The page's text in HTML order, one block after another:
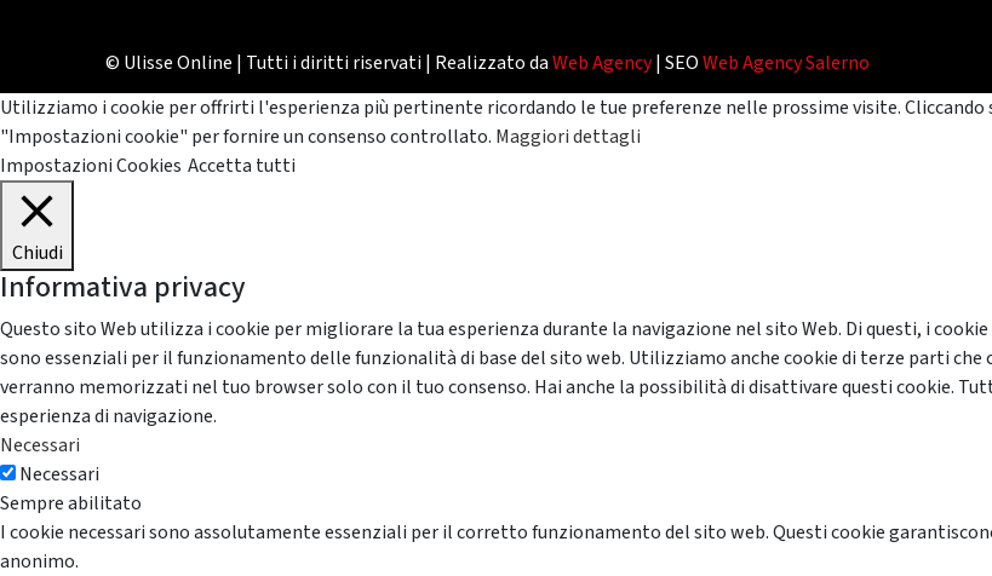
© Ulisse Online | Tutti i diritti riservati | Realizzato daWeb Agency| SEOWeb Agency Salerno
Utilizziamo i cookie per offrirti l'esperienza più pertinente ricordando le tue preferenze nelle prossime visite.
"Impostazioni cookie" per fornire un consenso controllato. Maggiori dettagli
Impostazioni Cookies Accetta tutti
Chiudi
Informativa privacy
Questo sito Web utilizza i cookie per migliorare la tua esperienza durante la navigazione nel sito Web. Di questi, i
sono essenziali per il funzionamento delle funzionalità di base del sito web. Utilizziamo anche cookie di terze parti
verranno memorizzati nel tuo browser solo con il tuo consenso. Hai anche la possibilità di disattivare questi cookie.
esperienza di navigazione.
Necessari
Necessari
Sempre abilitato
I cookie necessari sono assolutamente essenziali per il corretto funzionamento del sito web. Questi cookie
anonimo.